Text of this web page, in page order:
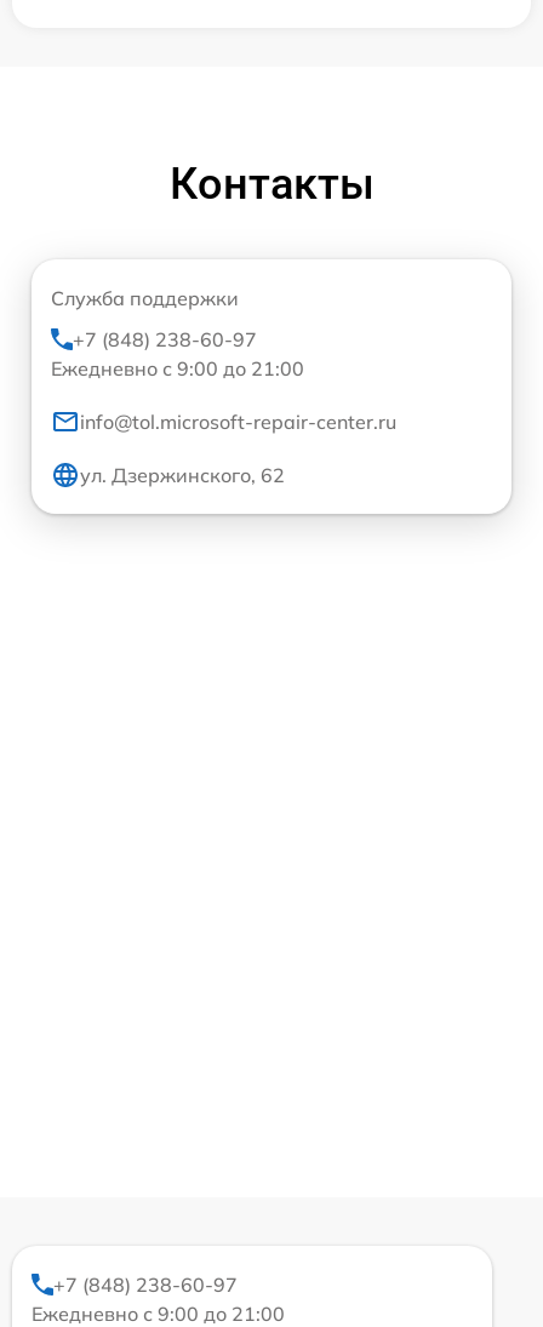
Контакты
Служба поддержки
+7 (848) 238-60-97
Ежедневно с 9:00 до 21:00
info@tol.microsoft-repair-center.ru
ул. Дзержинского, 62
+7 (848) 238-60-97
Ежедневно с 9:00 до 21:00